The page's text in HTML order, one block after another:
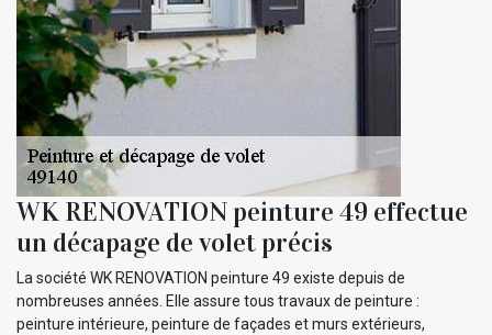
WK RENOVATION peinture 49 effectue
un décapage de volet précis
La société WK RENOVATION peinture 49 existe depuis de
nombreuses années. Elle assure tous travaux de peinture :
peinture intérieure, peinture de façades et murs extérieurs,